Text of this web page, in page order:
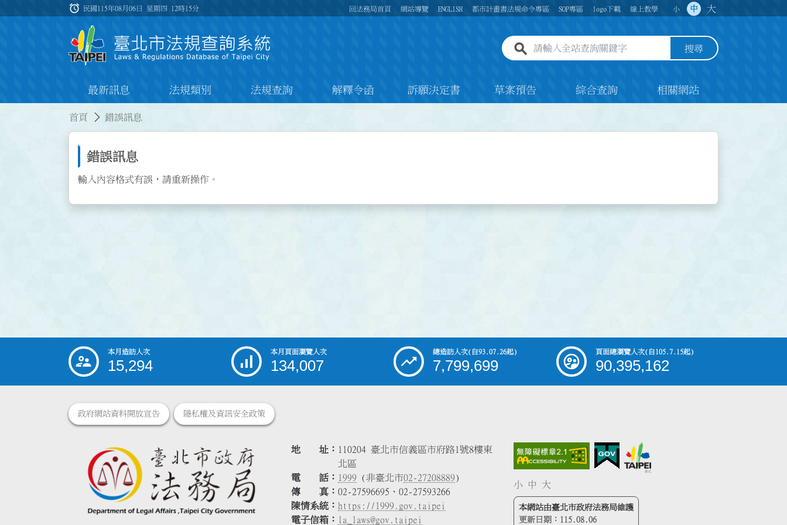
:::
alarm 民國115年08月06日 星期四 12時15分 回法務局首頁 網站導覽 ENGLISH 都市計畫書法規命令專區 SOP專區 logo下載 線上教學 小 中 大
全站查詢關鍵字欄位 搜尋
最新訊息 法規類別 法規查詢 解釋令函 訴願決定書 草案預告 綜合查詢 相關網站
首頁 錯誤訊息
錯誤訊息
輸入內容格式有誤，請重新操作。
::: 本月造訪人次
15,294
本月頁面瀏覽人次
134,007
總造訪人次(自93.07.26起)
7,799,699
頁面總瀏覽人次(自105.7.15起)
90,395,162
政府網站資料開放宣告 隱私權及資訊安全政策
地 址
110204 臺北市信義區市府路1號8樓東
北區
電 話
1999 (非臺北市02-27208889)
傳 真
02-27596695、02-27593266
陳情系統
https://1999.gov.taipei
電子信箱
la_laws@gov.taipei
小 中 大
本網站由臺北市政府法務局維護
更新日期： 115.08.06